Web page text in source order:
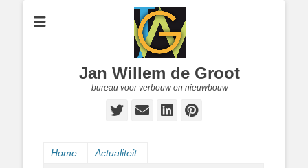
Jan Willem de Groot
bureau voor verbouw en nieuwbouw
Twitter
E-
LinkedIn
Pinterest
Home
Actualiteit